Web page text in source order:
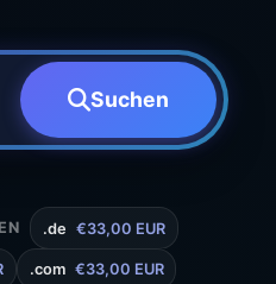
Suchen
.de €33,00 EUR
.com €33,00 EUR